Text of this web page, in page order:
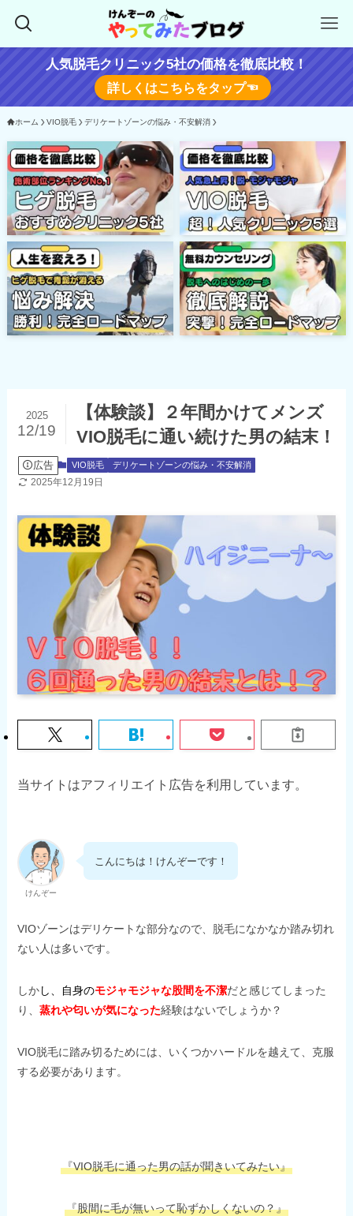
人気脱毛クリニック5社の価格を徹底比較！
詳しくはこちらをタップ☜
ホーム VIO脱毛 デリケートゾーンの悩み・不安解消
【体験談】２年間かけてメンズ
VIO脱毛に通い続けた男の結末！
2025
12/19
広告 VIO脱毛 デリケートゾーンの悩み・不安解消
2025年12月19日
当サイトはアフィリエイト広告を利用しています。
けんぞー
こんにちは！けんぞーです！
VIOゾーンはデリケートな部分なので、脱毛になかなか踏み切れ
ない人は多いです。
しかし、 自身のモジャモジャな股間を不潔だと感じてしまった
り、蒸れや匂いが気になった経験はないでしょうか？
VIO脱毛に踏み切るためには、いくつかハードルを越えて、克服
する必要があります。
『VIO脱毛に通った男の話が聞きいてみたい』
『股間に毛が無いって恥ずかしくないの？』